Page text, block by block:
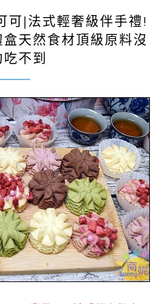
可|法式輕奢級伴手禮!
天然食材頂級原料沒
不到